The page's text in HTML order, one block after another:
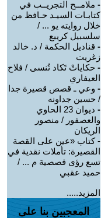
- ملامــح التجريــب في
كتابـات السيـد حـافظ من
خلال روايته يو ... /
سلسبيل كريبع
- قناديل الحكمة / د. خالد
زغريت
- حكاياتْ تَكاد تُنسى / فلاح
العيفاري
- وعي ـ قصص قصيرة جدا
/ حسين جداونه
-
ديوان 23 الحاوي
والعصفور / منصور
الريكان
-كتاب «عين على القصة
القصيرة: تأملات نقدية في
تسع رؤى قصصية م ... /
حميد عقبي
المزيد.....
المعجبين بنا على